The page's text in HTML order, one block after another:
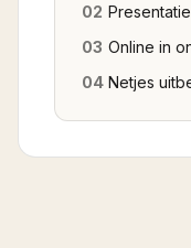
02
03 Online in
04 Netjes